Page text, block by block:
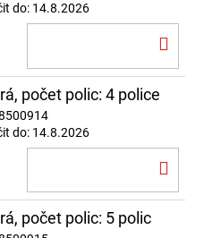
do: 14.8.2026
počet polic: 4 police
do: 14.8.2026
počet polic: 5 polic